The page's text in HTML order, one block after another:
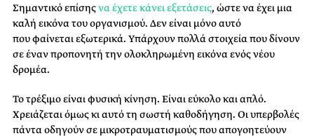
Σημαντικό επίσηςνα έχετε κάνει εξετάσεις, ώστε να έχει μια
καλή εικόνα του οργανισμού. Δεν είναι μόνο αυτό
που φαίνεται εξωτερικά. Υπάρχουν πολλά στοιχεία που δίνουν
σε έναν προπονητή την ολοκληρωμένη εικόνα ενός νέου
δρομέα.
Το τρέξιμο είναι φυσική κίνηση. Είναι εύκολο και απλό.
Χρειάζεται όμως κι αυτό τη σωστή καθοδήγηση. Οι υπερβολές
πάντα οδηγούν σε μικροτραυματισμούς που απογοητεύουν